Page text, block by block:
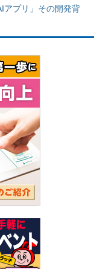
アプリ」その開発背